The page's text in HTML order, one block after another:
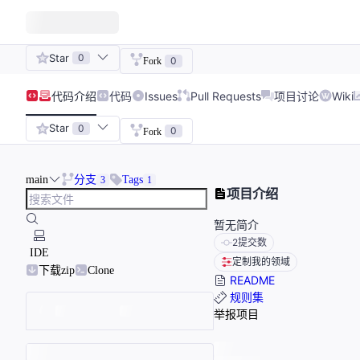
Star 0 Fork 0
代码介绍 代码 Issues Pull Requests 项目讨论 Wiki
Star 0 Fork 0
main 分支 3 Tags 1
IDE
下载zip
Clone
项目介绍
暂无简介
2提交数
定制我的领域
README
规则集
举报项目